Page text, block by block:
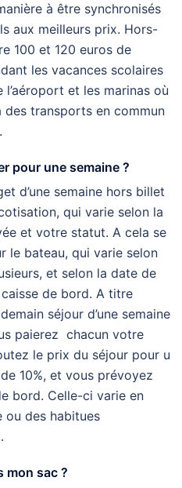
à être synchronisés
aux meilleurs prix. Hors-
100 et 120 euros de
les vacances scolaires
et les marinas où
transports en commun
pour une semaine ?
d’une semaine hors billet
qui varie selon la
et votre statut. A cela se
le bateau, qui varie selon
et selon la date de
de bord. A titre
séjour d’une semaine
paierez chacun votre
le prix du séjour pour u
10%, et vous prévoyez
bord. Celle-ci varie en
des habitues
mon sac ?